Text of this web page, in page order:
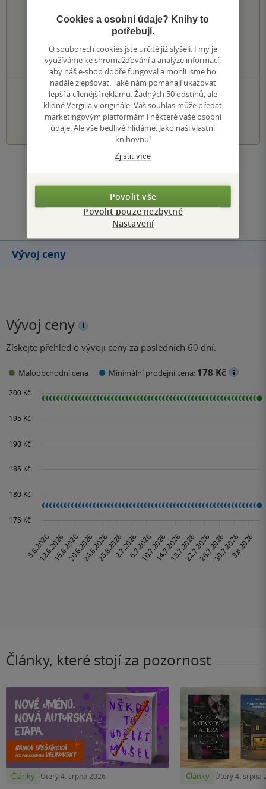
0×
5 hvězdiček
0×
4 hvězdičky
0×
0×
2 hvězdičky
0×
1 hvezdička
PŘIDEJTE SVÉ HODNOCENÍ KNIHY
1 2 3 4 5
Přidat hodnocení
Vývoj ceny
Vývoj ceny
Získejte přehled o vývoji ceny za posledních 60 dní.
Maloobchodní cena Minimální prodejní cena: 178 Kč
Články, které stojí za pozornost
Články Úterý 4. srpna 2026 Články Úterý 4. srpna
Cookies a osobní údaje? Knihy to
potřebují.
O souborech cookies jste určitě již slyšeli. I my je
využíváme ke shromažďování a analýze informací,
aby náš e-shop dobře fungoval a mohli jsme ho
nadále zlepšovat. Také nám pomáhají ukazovat
lepší a cílenější reklamu. Žádných 50 odstínů, ale
klidně Vergilia v originále. Váš souhlas může předat
marketingovým platformám i některé vaše osobní
údaje. Ale vše bedlivě hlídáme. Jako naši vlastní
knihovnu!
Zjistit více
Povolit vše
Povolit pouze nezbytné
Nastavení